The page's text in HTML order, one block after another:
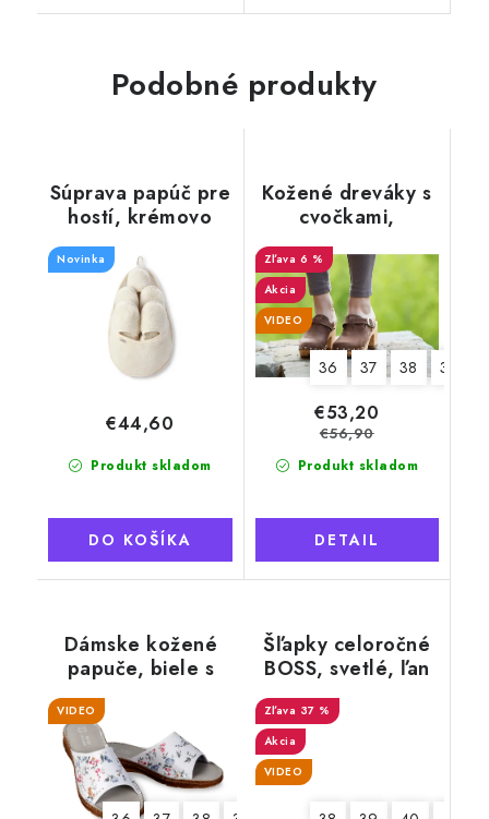
Podobné produkty
Súprava papúč pre
hostí, krémovo
Novinka
Produkt skladom
€44,60
DO KOŠÍKA
Kožené dreváky s
cvočkami,
EXCLUSIVE
6 %
Akcia
VIDEO
36 37 38 39
Produkt skladom
€53,20
€56,90
DETAIL
Dámske kožené
papuče, biele s
VIDEO
Šľapky celoročné
BOSS, svetlé, ľan
37 %
Akcia
VIDEO